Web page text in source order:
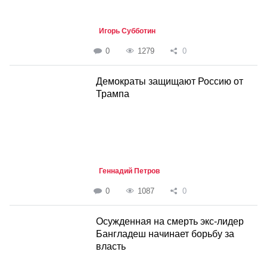
Игорь Субботин
0 1279 0
Демократы защищают Россию от
Трампа
Геннадий Петров
0 1087 0
Осужденная на смерть экс-лидер
Бангладеш начинает борьбу за
власть